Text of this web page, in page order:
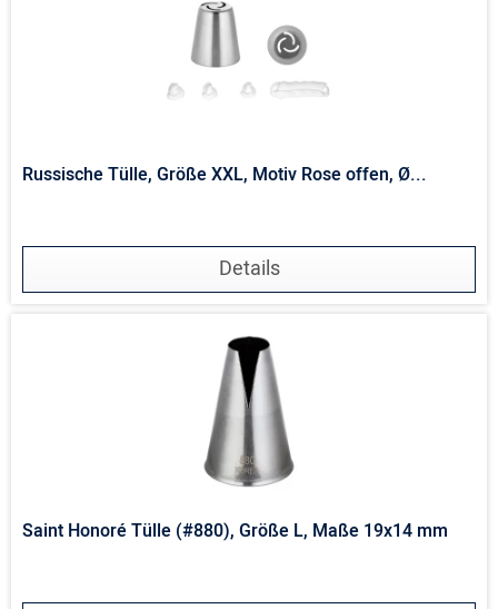
Russische Tülle, Größe XXL, Motiv Rose offen, Ø...
Details
Saint Honoré Tülle (#880), Größe L, Maße 19x14 mm